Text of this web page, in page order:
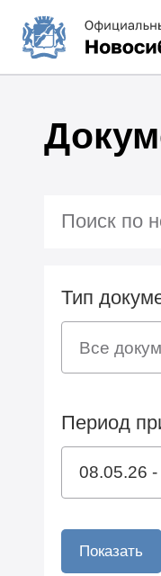
Тип
Период
Показать